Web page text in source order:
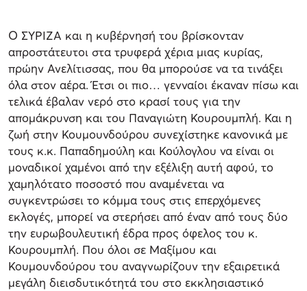
Ο ΣΥΡΙΖΑ και η κυβέρνησή του βρίσκονταν
απροστάτευτοι στα τρυφερά χέρια μιας κυρίας,
πρώην Ανελίτισσας, που θα μπορούσε να τα τινάξει
όλα στον αέρα. Έτσι οι πιο… γενναίοι έκαναν πίσω και
τελικά έβαλαν νερό στο κρασί τους για την
απομάκρυνση και του Παναγιώτη Κουρουμπλή. Και η
ζωή στην Κουμουνδούρου συνεχίστηκε κανονικά με
τους κ.κ. Παπαδημούλη και Κούλογλου να είναι οι
μοναδικοί χαμένοι από την εξέλιξη αυτή αφού, το
χαμηλότατο ποσοστό που αναμένεται να
συγκεντρώσει το κόμμα τους στις επερχόμενες
εκλογές, μπορεί να στερήσει από έναν από τους δύο
την ευρωβουλευτική έδρα προς όφελος του κ.
Κουρουμπλή. Που όλοι σε Μαξίμου και
Κουμουνδούρου του αναγνωρίζουν την εξαιρετικά
μεγάλη διεισδυτικότητά του στο εκκλησιαστικό